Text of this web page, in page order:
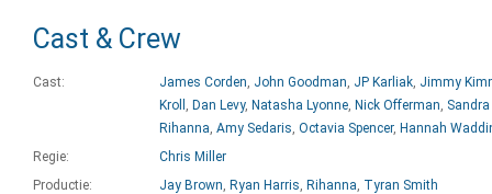
Cast & Crew
Cast: James Corden, John Goodman, JP Karliak, Jimmy
Kroll , Dan Levy, Natasha Lyonne, Nick Offerman,
Rihanna, Amy Sedaris, Octavia Spencer, Hannah
Regie:
Chris Miller
Productie:
Jay Brown, Ryan Harris, Rihanna, Tyran Smith